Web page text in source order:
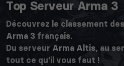
Top Serveur Arma 3
Découvrez le classement
Arma 3 français.
Du serveur Arma Altis, au
tout ce qu'il vous faut !